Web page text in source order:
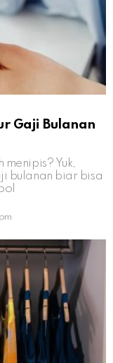
Gaji Bulanan
Yuk,
bulanan biar bisa